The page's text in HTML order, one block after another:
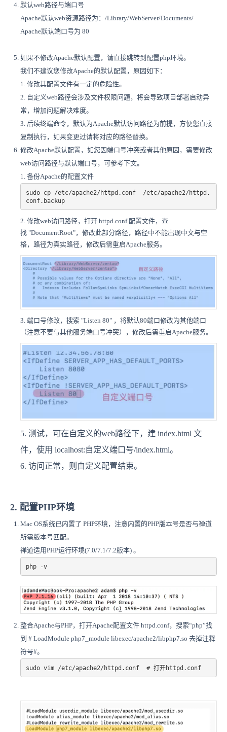
默认web路径与端口号
Apache默认web资源路径为：/Library/WebServer/Documents/
Apache默认端口号为 80
如果不修改Apache默认配置，请直接跳转到配置php环境。
我们不建议您修改Apache的默认配置，原因如下：
1. 修改其配置文件有一定的危险性。
2. 自定义web路径会涉及文件权限问题，将会导致项目部署启动异
常，增加问题解决难度。
3. 后续终端命令，默认为Apache默认访问路径为前提，方便您直接
复制执行，如果变更过请将对应的路径替换。
修改Apache默认配置，如您因端口号冲突或者其他原因，需要修改
web访问路径与默认端口号，可参考下文。
1. 备份Apache的配置文件
sudo cp /etc/apache2/httpd.conf  /etc/apache2/httpd.
conf.backup
2. 修改web访问路径，打开 httpd.conf 配置文件，查
找 "DocumentRoot"，修改此部分路径，路径中不能出现中文与空
格，路径为真实路径，修改后需重启Apache服务。
3. 端口号修改，搜索 "Listen 80" ，将默认80端口修改为其他端口
（注意不要与其他服务端口号冲突），修改后需重启Apache服务。
5. 测试，可在自定义的web路径下，建 index.html 文
件，使用 localhost:自定义端口号/index.html。
6. 访问正常，则自定义配置结束。
2. 配置PHP环境
Mac OS系统已内置了 PHP环境，注意内置的PHP版本号是否与禅道
所需版本号匹配。
禅道适用PHP运行环境(7.0/7.1/7.2版本) 。
php -v
整合Apache与PHP，打开Apache配置文件 httpd.conf，搜索“php”找
到 # LoadModule php7_module libexec/apache2/libphp7.so 去掉注释
符号#。
sudo vim /etc/apache2/httpd.conf  # 打开httpd.conf